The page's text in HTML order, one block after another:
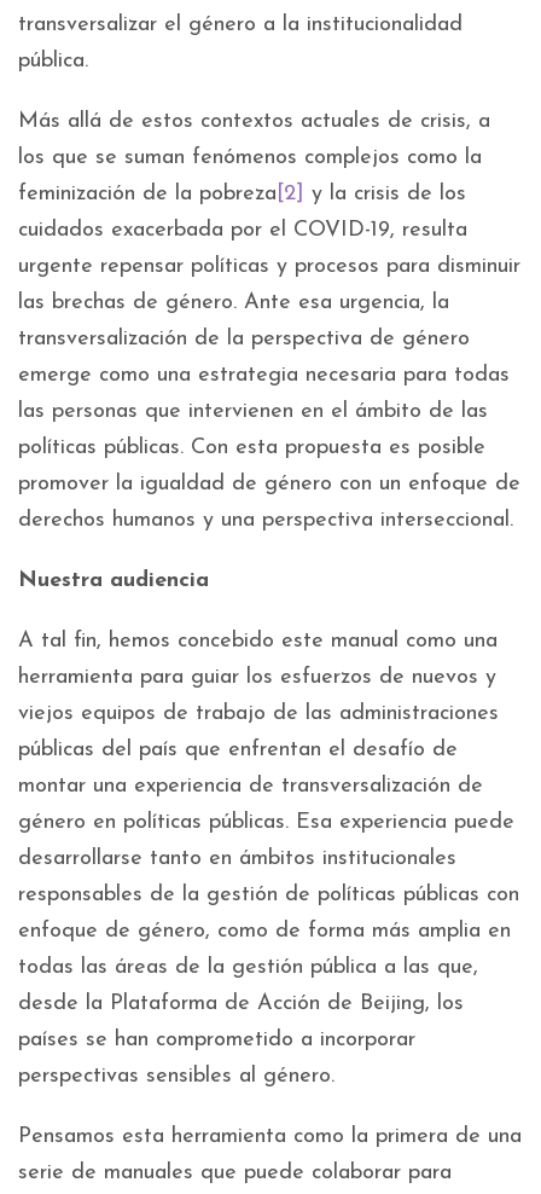
transversalizar el género a la institucionalidad
pública.
Más allá de estos contextos actuales de crisis, a
los que se suman fenómenos complejos como la
feminización de la pobreza [2]
y la crisis de los
cuidados exacerbada por el COVID-19, resulta
urgente repensar políticas y procesos para disminuir
las brechas de género. Ante esa urgencia, la
transversalización de la perspectiva de género
emerge como una estrategia necesaria para todas
las personas que intervienen en el ámbito de las
políticas públicas. Con esta propuesta es posible
promover la igualdad de género con un enfoque de
derechos humanos y una perspectiva interseccional.
Nuestra audiencia
A tal fin, hemos concebido este manual como una
herramienta para guiar los esfuerzos de nuevos y
viejos equipos de trabajo de las administraciones
públicas del país que enfrentan el desafío de
montar una experiencia de transversalización de
género en políticas públicas. Esa experiencia puede
desarrollarse tanto en ámbitos institucionales
responsables de la gestión de políticas públicas con
enfoque de género, como de forma más amplia en
todas las áreas de la gestión pública a las que,
desde la Plataforma de Acción de Beijing, los
países se han comprometido a incorporar
perspectivas sensibles al género.
Pensamos esta herramienta como la primera de una
serie de manuales que puede colaborar para